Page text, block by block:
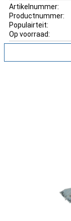
Artikelnummer:
Productnummer:
Populairteit:
Op voorraad: